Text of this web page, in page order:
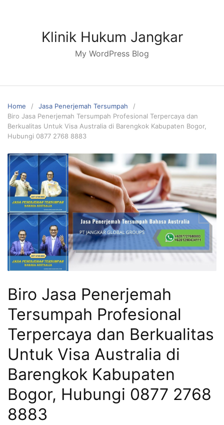
Klinik Hukum Jangkar
My WordPress Blog
Home
Jasa Penerjemah Tersumpah
Biro Jasa Penerjemah Tersumpah Profesional Terpercaya dan
Berkualitas Untuk Visa Australia di Barengkok Kabupaten Bogor,
Hubungi 0877 2768 8883
Biro Jasa Penerjemah
Tersumpah Profesional
Terpercaya dan Berkualitas
Untuk Visa Australia di
Barengkok Kabupaten
Bogor, Hubungi 0877 2768
8883